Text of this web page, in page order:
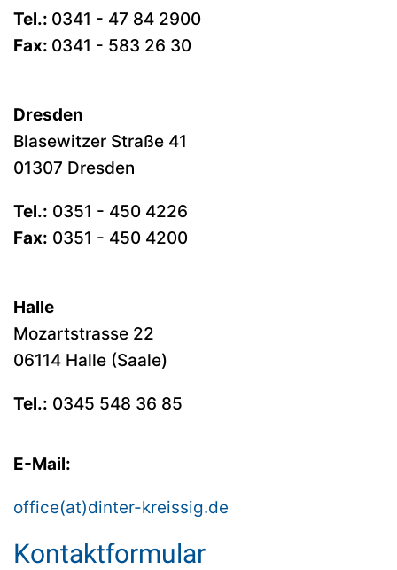
Tel.: 0341 - 47 84 2900
Fax: 0341 - 583 26 30
Dresden
Blasewitzer Straße 41
01307 Dresden
Tel.: 0351 - 450 4226
Fax: 0351 - 450 4200
Halle
Mozartstrasse 22
06114 Halle (Saale)
Tel.: 0345 548 36 85
E-Mail:
office(at)dinter-kreissig.de
Kontaktformular